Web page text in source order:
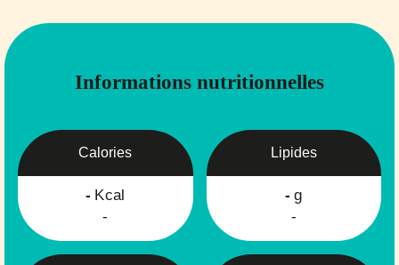
Informations nutritionnelles
Calories
- Kcal
-
Lipides
- g
-